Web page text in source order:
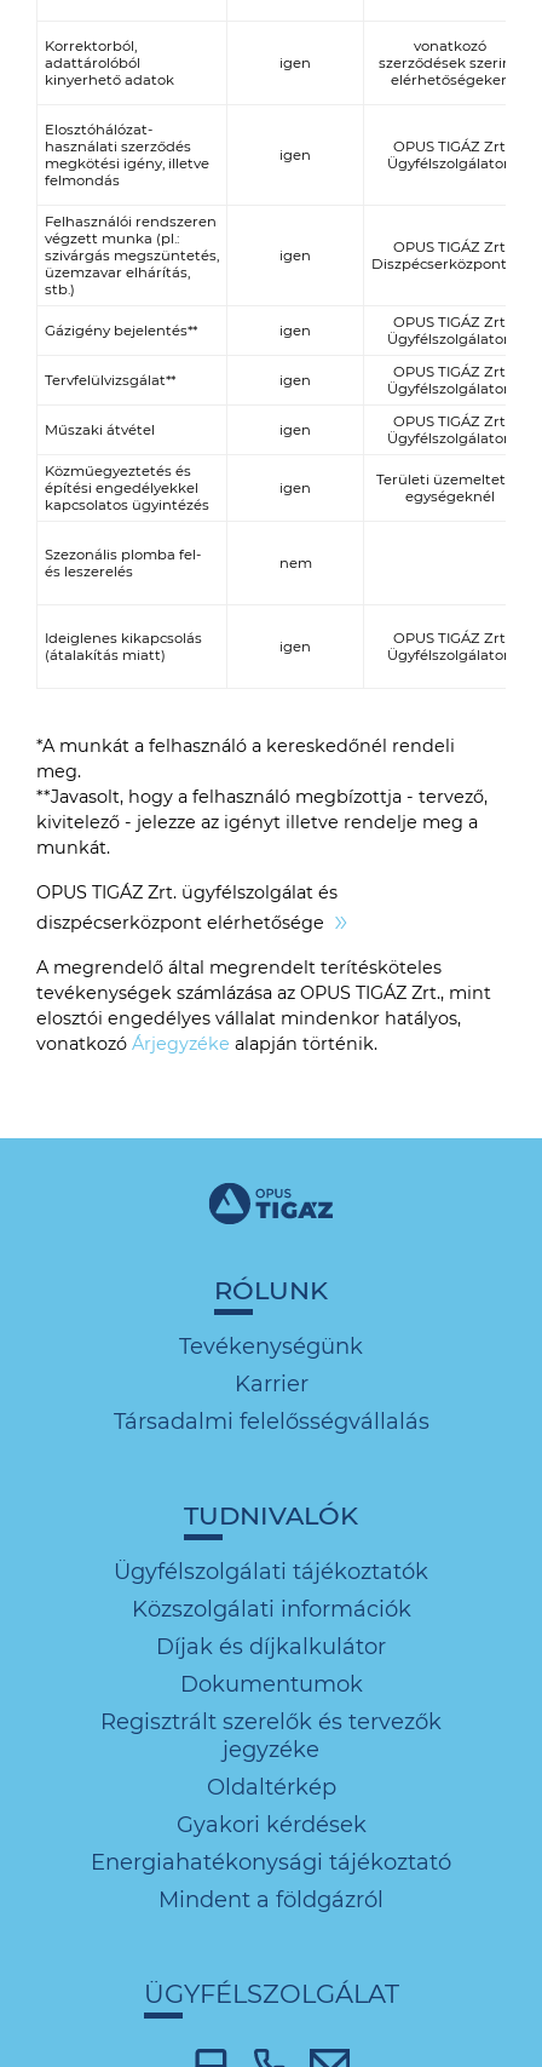
Korrektorból,
adattárolóból
kinyerhető adatok
igen
vonatkozó
szerződések szerinti
elérhetőségeken
Elosztóhálózat-
használati szerződés
megkötési igény, illetve
felmondás
igen
OPUS TIGÁZ Zrt.
Ügyfélszolgálaton
Felhasználói rendszeren
végzett munka (pl.:
szivárgás megszüntetés,
üzemzavar elhárítás,
stb.)
igen
OPUS TIGÁZ Zrt.
Diszpécserközpontnál
Gázigény bejelentés** igen
OPUS TIGÁZ Zrt.
Ügyfélszolgálaton
Tervfelülvizsgálat** igen
OPUS TIGÁZ Zrt.
Ügyfélszolgálaton
Műszaki átvétel igen
OPUS TIGÁZ Zrt.
Ügyfélszolgálaton
Közműegyeztetés és
építési engedélyekkel
kapcsolatos ügyintézés
igen
Területi üzemeltetési
egységeknél
Szezonális plomba fel-
és leszerelés
nem
Ideiglenes kikapcsolás
(átalakítás miatt)
igen
OPUS TIGÁZ Zrt.
Ügyfélszolgálaton
*A munkát a felhasználó a kereskedőnél rendeli
meg.
**Javasolt, hogy a felhasználó megbízottja - tervező,
kivitelező - jelezze az igényt illetve rendelje meg a
munkát.
OPUS TIGÁZ Zrt. ügyfélszolgálat és
diszpécserközpont elérhetősége
A megrendelő által megrendelt terítésköteles
tevékenységek számlázása az OPUS TIGÁZ Zrt., mint
elosztói engedélyes vállalat mindenkor hatályos,
vonatkozó Árjegyzéke alapján történik.
RÓLUNK
Tevékenységünk
Karrier
Társadalmi felelősségvállalás
TUDNIVALÓK
Ügyfélszolgálati tájékoztatók
Közszolgálati információk
Díjak és díjkalkulátor
Dokumentumok
Regisztrált szerelők és tervezők
jegyzéke
Oldaltérkép
Gyakori kérdések
Energiahatékonysági tájékoztató
Mindent a földgázról
ÜGYFÉLSZOLGÁLAT